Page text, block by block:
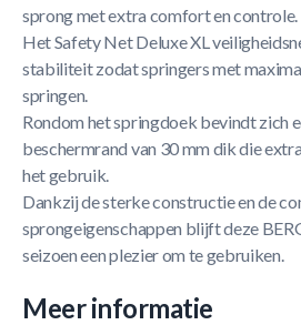
sprong met extra comfort en controle.
Het Safety Net Deluxe XL
stabiliteit zodat springers met
springen.
Rondom het springdoek bevindt zich
beschermrand van 30 mm dik die
het gebruik.
Dankzij de sterke constructie en de
sprongeigenschappen blijft deze
seizoen een plezier om te gebruiken.
Meer informatie